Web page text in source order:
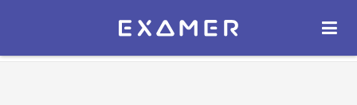
Экзамер — ЕГЭ 2027
ОТКРЫТЬ